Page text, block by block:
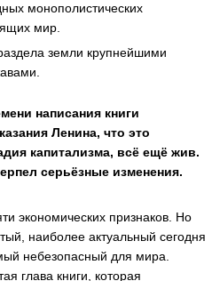
монополистических
мир.
земли крупнейшими
написания книги
Ленина, что это
капитализма, всё ещё жив.
серьёзные изменения.
экономических признаков. Но
наиболее актуальный сегодня
небезопасный для мира.
глава книги, которая